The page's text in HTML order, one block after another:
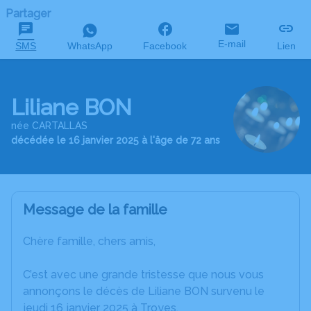
Partager
SMS WhatsApp Facebook E-mail Lien
Liliane BON
née CARTALLAS
décédée le 16 janvier 2025 à l'âge de 72 ans
Message de la famille
Chère famille, chers amis,
C’est avec une grande tristesse que nous vous
annonçons le décès de Liliane BON survenu le
jeudi 16 janvier 2025 à Troyes.